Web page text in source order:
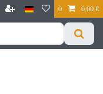
0 0,00 €